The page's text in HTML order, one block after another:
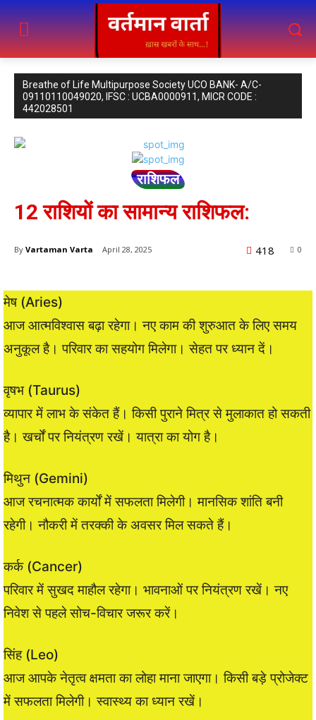
Breathe of Life Multipurpose Society UCO BANK- A/C-
09110110049020, IFSC : UCBA0000911, MICR CODE :
442028501
राशिफल
12 राशियों का सामान्य राशिफल:
By Vartaman Varta April 28, 2025 0
418
मेष (Aries)
आज आत्मविश्वास बढ़ा रहेगा। नए काम की शुरुआत के लिए समय
अनुकूल है। परिवार का सहयोग मिलेगा। सेहत पर ध्यान दें।
वृषभ (Taurus)
व्यापार में लाभ के संकेत हैं। किसी पुराने मित्र से मुलाकात हो सकती
है। खर्चों पर नियंत्रण रखें। यात्रा का योग है।
मिथुन (Gemini)
आज रचनात्मक कार्यों में सफलता मिलेगी। मानसिक शांति बनी
रहेगी। नौकरी में तरक्की के अवसर मिल सकते हैं।
कर्क (Cancer)
परिवार में सुखद माहौल रहेगा। भावनाओं पर नियंत्रण रखें। नए
निवेश से पहले सोच-विचार जरूर करें।
सिंह (Leo)
आज आपके नेतृत्व क्षमता का लोहा माना जाएगा। किसी बड़े प्रोजेक्ट
में सफलता मिलेगी। स्वास्थ्य का ध्यान रखें।